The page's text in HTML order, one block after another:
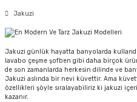
Jakuzi
Jakuzi günlük hayatta banyolarda
lavabo çeşme şofben gibi daha birçok
de son zamanlarda herkesin dilinde ve
Jakuzi aslında bir nevi küvettir. Ama
özellikleri şöyle sıralayabiliriz ki jakuzi
kazanır.